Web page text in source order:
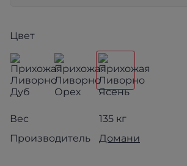
Цвет
Вес
135 кг
Производитель
Домани